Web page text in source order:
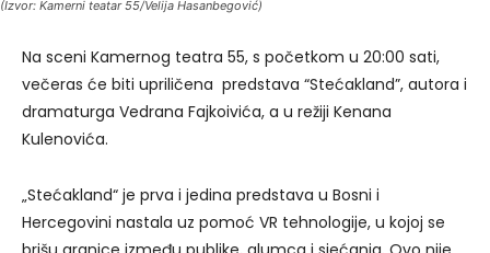
(Izvor: Kamerni teatar 55/Velija Hasanbegović)
Na sceni Kamernog teatra 55, s početkom u 20:00 sati,
večeras će biti upriličena predstava “Stećakland”, autora i
dramaturga Vedrana Fajkoivića, a u režiji Kenana
Kulenovića.
„Stećakland“ je prva i jedina predstava u Bosni i
Hercegovini nastala uz pomoć VR tehnologije, u kojoj se